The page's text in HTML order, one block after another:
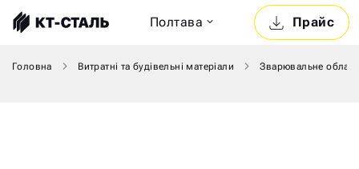
Прайс
Полтава
Головна Витратні та будівельні матеріали Зварювальне